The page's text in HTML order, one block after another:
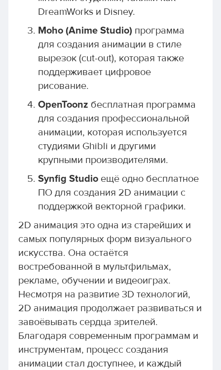
DreamWorks и Disney.
Moho (Anime Studio) программа
для создания анимации в стиле
вырезок (cut-out), которая также
поддерживает цифровое
рисование.
OpenToonz бесплатная программа
для создания профессиональной
анимации, которая используется
студиями Ghibli и другими
крупными производителями.
Synfig Studioещё одно бесплатное
ПО для создания 2D анимации с
поддержкой векторной графики.
2D анимация это одна из старейших и
самых популярных форм визуального
искусства. Она остаётся
востребованной в мультфильмах,
рекламе, обучении и видеоиграх.
Несмотря на развитие 3D технологий,
2D анимация продолжает развиваться и
завоёвывать сердца зрителей.
Благодаря современным программам и
инструментам, процесс создания
анимации стал доступнее, и каждый